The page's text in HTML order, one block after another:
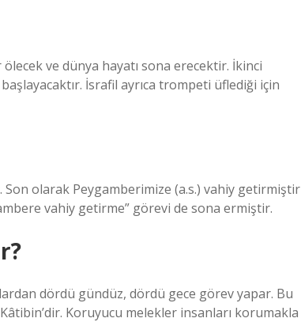
ve dünya hayatı sona erecektir. İkinci
İsrafil ayrıca trompeti üflediği için
olarak Peygamberimize (a.s.) vahiy getirmiştir
vahiy getirme” görevi de sona ermiştir.
dördü gündüz, dördü gece görev yapar. Bu
Koruyucu melekler insanları korumakla